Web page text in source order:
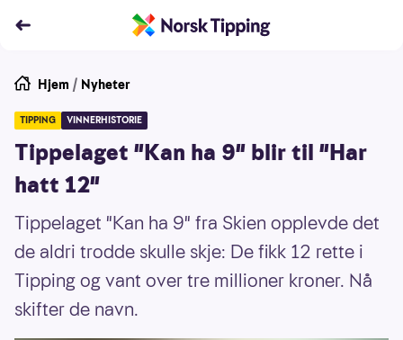
Hjem / Nyheter
TIPPING VINNERHISTORIE
Tippelaget "Kan ha 9" blir til "Har
hatt 12"
Tippelaget "Kan ha 9" fra Skien opplevde det
de aldri trodde skulle skje: De fikk 12 rette i
Tipping og vant over tre millioner kroner. Nå
skifter de navn.